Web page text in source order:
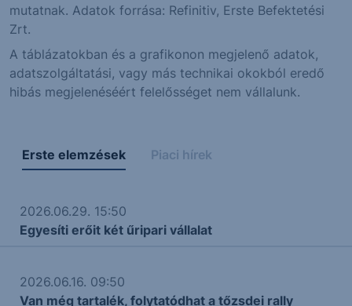
mutatnak. Adatok forrása: Refinitiv, Erste Befektetési
Zrt.
A táblázatokban és a grafikonon megjelenő adatok,
adatszolgáltatási, vagy más technikai okokból eredő
hibás megjelenéséért felelősséget nem vállalunk.
Erste elemzések Piaci hírek
2026.06.29. 15:50
Egyesíti erőit két űripari vállalat
2026.06.16. 09:50
Van még tartalék, folytatódhat a tőzsdei rally